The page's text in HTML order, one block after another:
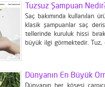
Tuzsuz Şampuan
Saç bakımında kullanılan
klasik şampuanlar saç
tellerinde kuruluk hissi
büyük ilgi görmektedir.
Dünyanın En Büyük
Dünyanın her köşesi